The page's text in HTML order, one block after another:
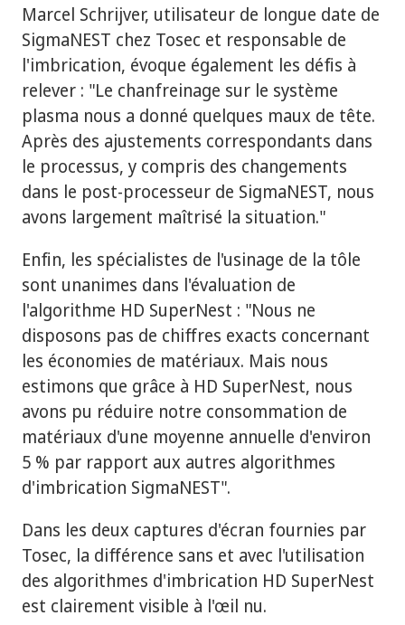
Marcel Schrijver, utilisateur de longue date de
SigmaNEST chez Tosec et responsable de
l'imbrication, évoque également les défis à
relever : "Le chanfreinage sur le système
plasma nous a donné quelques maux de tête.
Après des ajustements correspondants dans
le processus, y compris des changements
dans le post-processeur de SigmaNEST, nous
avons largement maîtrisé la situation."
Enfin, les spécialistes de l'usinage de la tôle
sont unanimes dans l'évaluation de
l'algorithme HD SuperNest : "Nous ne
disposons pas de chiffres exacts concernant
les économies de matériaux. Mais nous
estimons que grâce à HD SuperNest, nous
avons pu réduire notre consommation de
matériaux d'une moyenne annuelle d'environ
5 % par rapport aux autres algorithmes
d'imbrication SigmaNEST".
Dans les deux captures d'écran fournies par
Tosec, la différence sans et avec l'utilisation
des algorithmes d'imbrication HD SuperNest
est clairement visible à l'œil nu.